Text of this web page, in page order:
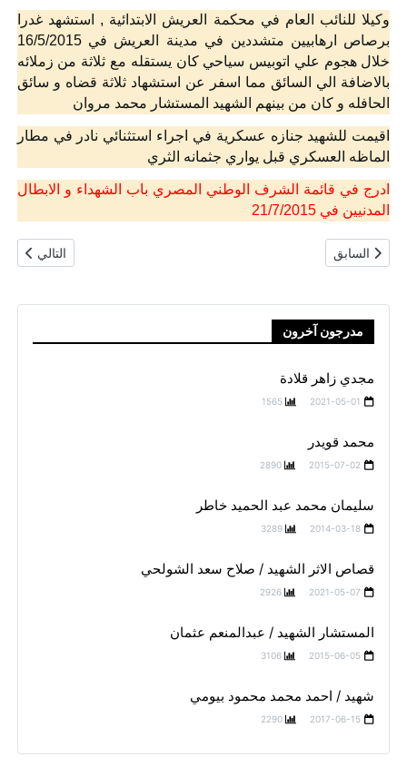
وكيلا للنائب العام في محكمة العريش الابتدائية , استشهد غدرا
برصاص ارهابيين متشددين في مدينة العريش في 16/5/2015
خلال هجوم علي اتوبيس سياحي كان يستقله مع ثلاثة من زملائه
بالاضافة الي السائق مما اسفر عن استشهاد ثلاثة قضاه و سائق
الحافله و كان من بينهم الشهيد المستشار محمد مروان
اقيمت للشهيد جنازه عسكرية في اجراء استثنائي نادر في مطار
الماظه العسكري قبل يواري جثمانه الثري
ادرج في قائمة الشرف الوطني المصري باب الشهداء و الابطال
المدنيين في 21/7/2015
المقال السابق: الشهيد طيار/ احمد عصمت
السابق المقال
التالي
مدرجون آخرون
مجدي زاهر قلادة
2021-05-01
1565
محمد قويدر
2015-07-02
2890
سليمان محمد عبد الحميد خاطر
2014-03-18
3289
قصاص الاثر الشهيد / صلاح سعد الشولحي
2021-05-07
2926
المستشار الشهيد / عبدالمنعم عثمان
2015-06-05
3106
شهيد / احمد محمد محمود بيومي
2017-06-15
2290